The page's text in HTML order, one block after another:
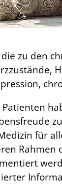
zu den
für
Rahmen